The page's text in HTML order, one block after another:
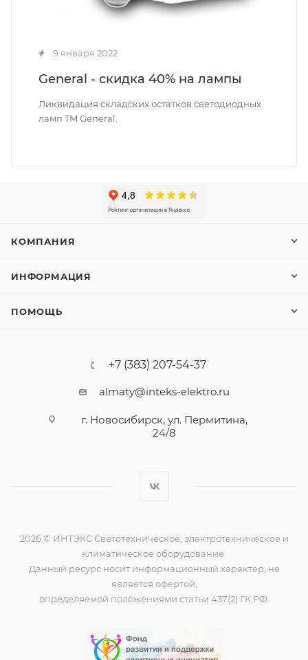
9 января 2022
General - скидка 40% на лампы
Ликвидация складских остатков светодиодных
ламп TM General.
КОМПАНИЯ
ИНФОРМАЦИЯ
ПОМОЩЬ
+7 (383) 207-54-37
almaty@inteks-elektro.ru
г. Новосибирск, ул. Пермитина,
24/8
2026 © ИНТЭКС Светотехническое, электротехническое и
климатическое оборудование.
Данный ресурс носит информационный характер, не
является офертой,
определяемой положениями статьи 437(2) ГК РФ.